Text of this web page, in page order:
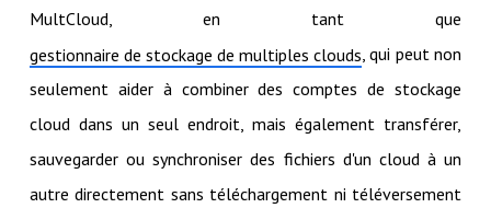
MultCloud, en tant que
gestionnaire de stockage de multiples clouds, qui peut non
seulement aider à combiner des comptes de stockage
cloud dans un seul endroit, mais également transférer,
sauvegarder ou synchroniser des fichiers d'un cloud à un
autre directement sans téléchargement ni téléversement